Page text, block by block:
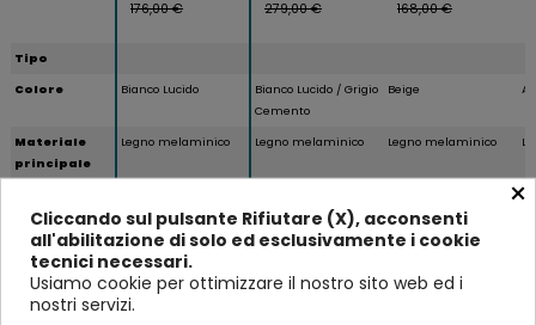
176,00 € 279,00 € 168,00 €
Tipo
Colore
Bianco Lucido
Bianco Lucido / Grigio
Cemento
Beige
Materiale
principale
Legno melaminico Legno melaminico Legno melaminico
Ante
2
Numero di
Licenza
Legno
FSC-C152783
×
Cliccando sul pulsante Rifiutare (X), acconsenti
all'abilitazione di solo ed esclusivamente i cookie
tecnici necessari.
Usiamo cookie per ottimizzare il nostro sito web ed i
nostri servizi.